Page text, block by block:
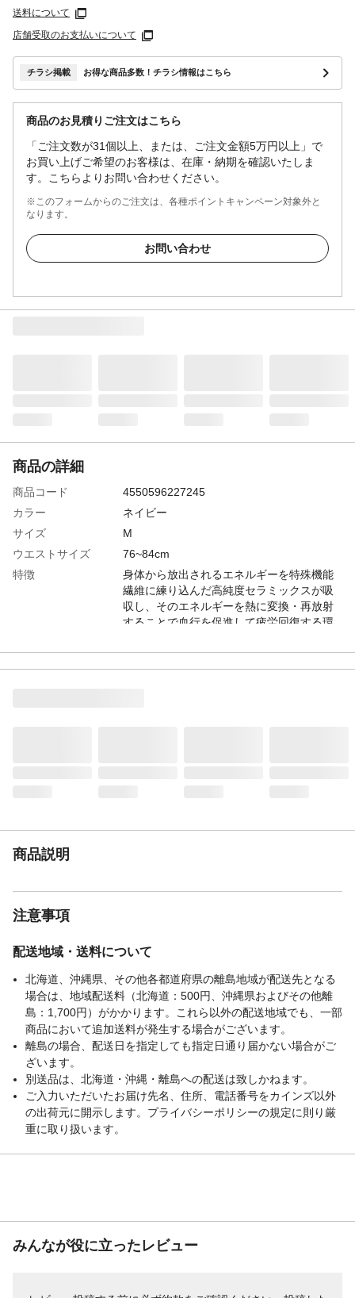
送料について
店舗受取のお支払いについて
チラシ掲載 お得な商品多数！チラシ情報はこちら
商品のお見積りご注文はこちら
「ご注文数が31個以上、または、ご注文金額5万円以上」で
お買い上げご希望のお客様は、在庫・納期を確認いたしま
す。こちらよりお問い合わせください。
※このフォームからのご注文は、各種ポイントキャンペーン対象外と
なります。
お問い合わせ
商品の詳細
商品コード
4550596227245
カラー
ネイビー
サイズ
M
ウエストサイズ
76~84cm
特徴
身体から放出されるエネルギーを特殊機能
繊維に練り込んだ高純度セラミックスが吸
収し、そのエネルギーを熱に変換・再放射
することで血行を促進して疲労回復する環
商品説明
注意事項
配送地域・送料について
北海道、沖縄県、その他各都道府県の離島地域が配送先となる
場合は、地域配送料（北海道：500円、沖縄県およびその他離
島：1,700円）がかかります。これら以外の配送地域でも、一部
商品において追加送料が発生する場合がございます。
離島の場合、配送日を指定しても指定日通り届かない場合がご
ざいます。
別送品は、北海道・沖縄・離島への配送は致しかねます。
ご入力いただいたお届け先名、住所、電話番号をカインズ以外
の出荷元に開示します。プライバシーポリシーの規定に則り厳
重に取り扱います。
みんなが役に立ったレビュー